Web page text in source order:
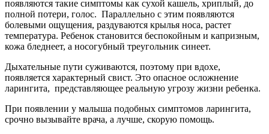
появляются такие симптомы как сухой кашель, хриплый, до
полной потери, голос. Параллельно с этим появляются
болевыми ощущения, раздуваются крылья носа, растет
температура. Ребенок становится беспокойным и капризным,
кожа бледнеет, а носогубный треугольник синеет.
Дыхательные пути суживаются, поэтому при вдохе,
появляется характерный свист. Это опасное осложнение
ларингита, представляющее реальную угрозу жизни ребенка.
При появлении у малыша подобных симптомов ларингита,
срочно вызывайте врача, а лучше, скорую помощь.